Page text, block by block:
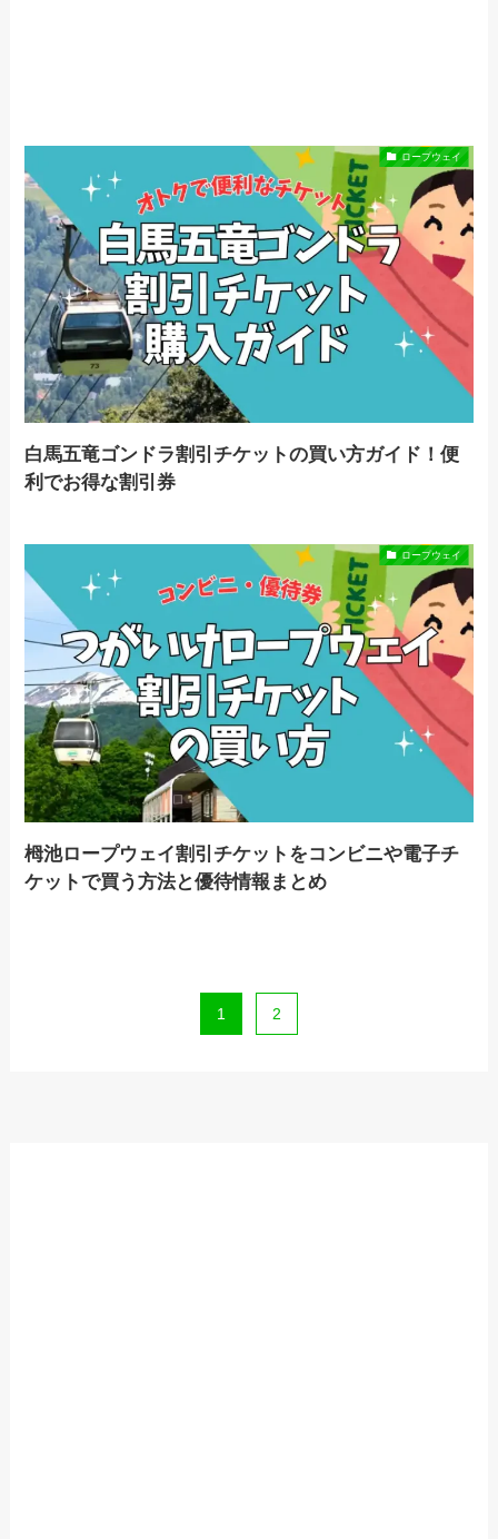
ロープウェイ
白馬五竜ゴンドラ割引チケットの買い方ガイド！便
利でお得な割引券
ロープウェイ
栂池ロープウェイ割引チケットをコンビニや電子チ
ケットで買う方法と優待情報まとめ
1 2